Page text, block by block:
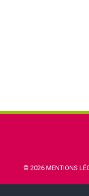
© 2026 MENTIONS